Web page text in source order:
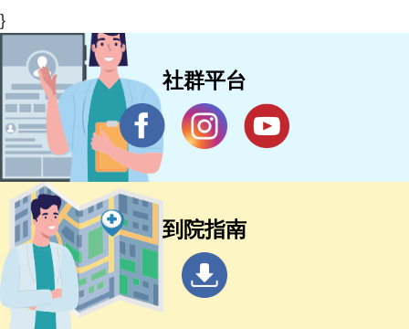
}
社群平台
到院指南